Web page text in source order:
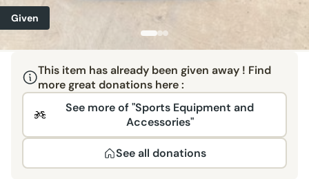
Given
This item has already been given away ! Find
more great donations here :
See more of "Sports Equipment and
Accessories"
See all donations